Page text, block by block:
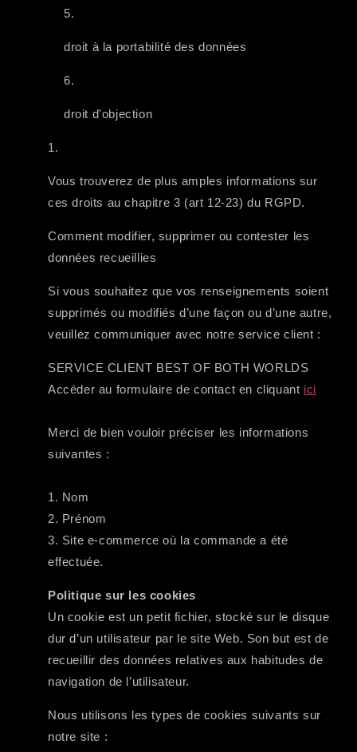
droit à la portabilité des données
droit d'objection
Vous trouverez de plus amples informations sur
ces droits au chapitre 3 (art 12-23) du RGPD.
Comment modifier, supprimer ou contester les
données recueillies
Si vous souhaitez que vos renseignements soient
supprimés ou modifiés d’une façon ou d’une autre,
veuillez communiquer avec notre service client :
SERVICE CLIENT BEST OF BOTH WORLDS
Accéder au formulaire de contact en cliquant ici
Merci de bien vouloir préciser les informations
suivantes :
1. Nom
2. Prénom
3. Site e-commerce où la commande a été
effectuée.
Politique sur les cookies
Un cookie est un petit fichier, stocké sur le disque
dur d’un utilisateur par le site Web. Son but est de
recueillir des données relatives aux habitudes de
navigation de l’utilisateur.
Nous utilisons les types de cookies suivants sur
notre site :